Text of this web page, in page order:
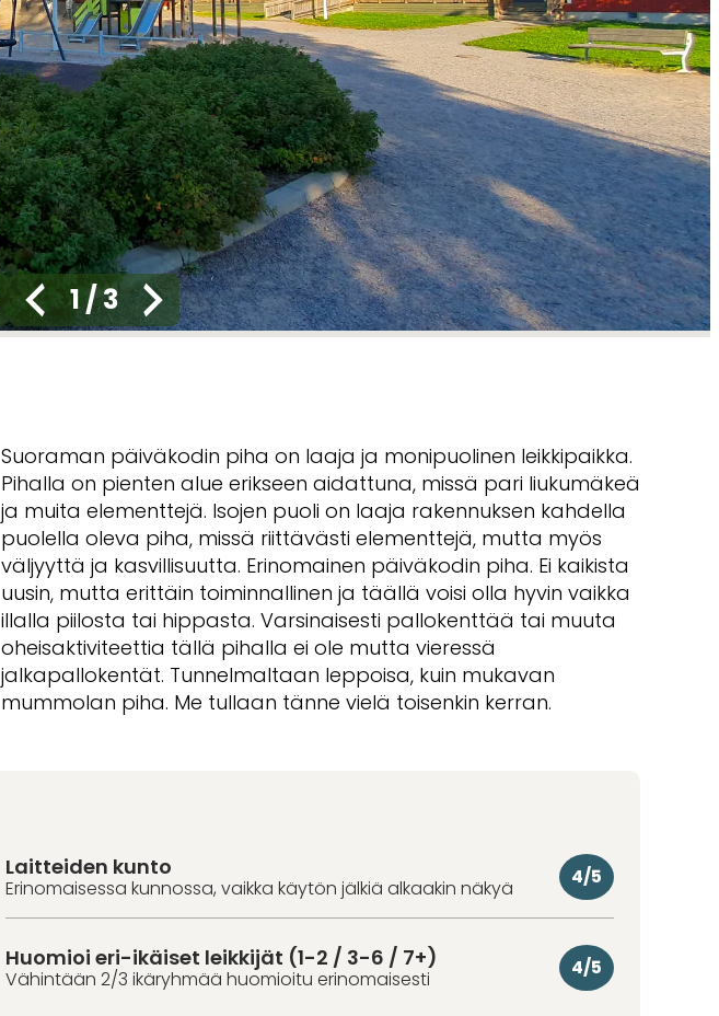
1/3
Suoraman päiväkodin piha on laaja ja monipuolinen leikkipaikka.
Pihalla on pienten alue erikseen aidattuna, missä pari liukumäkeä
ja muita elementtejä. Isojen puoli on laaja rakennuksen kahdella
puolella oleva piha, missä riittävästi elementtejä, mutta myös
väljyyttä ja kasvillisuutta. Erinomainen päiväkodin piha. Ei kaikista
uusin, mutta erittäin toiminnallinen ja täällä voisi olla hyvin vaikka
illalla piilosta tai hippasta. Varsinaisesti pallokenttää tai muuta
oheisaktiviteettia tällä pihalla ei ole mutta vieressä
jalkapallokentät. Tunnelmaltaan leppoisa, kuin mukavan
mummolan piha. Me tullaan tänne vielä toisenkin kerran.
Laitteiden kunto
Erinomaisessa kunnossa, vaikka käytön jälkiä alkaakin näkyä 4/5
Huomioi eri-ikäiset leikkijät (1-2 / 3-6 / 7+)
Vähintään 2/3 ikäryhmää huomioitu erinomaisesti 4/5